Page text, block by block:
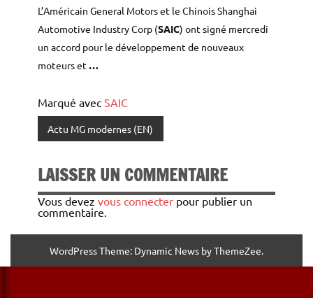
L’Américain General Motors et le Chinois Shanghai
Automotive Industry Corp (SAIC) ont signé mercredi
un accord pour le développement de nouveaux
moteurs et …
Marqué avec SAIC
Actu MG modernes (EN)
LAISSER UN COMMENTAIRE
Vous devez vous connecter pour publier un
commentaire.
WordPress Theme: Dynamic News by ThemeZee.